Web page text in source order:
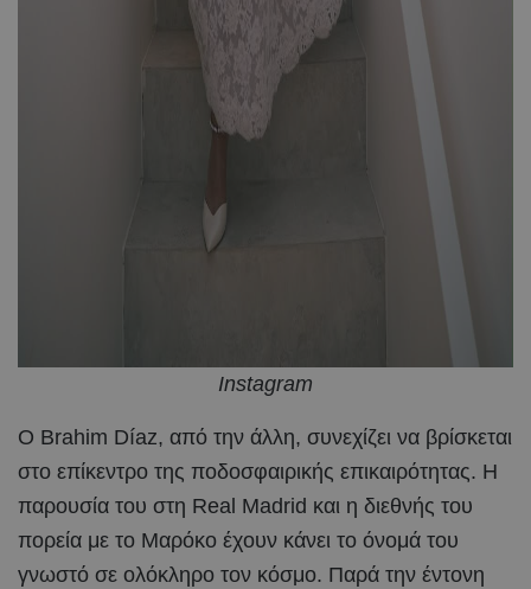
Instagram
Ο Brahim Díaz, από την άλλη, συνεχίζει να βρίσκεται
στο επίκεντρο της ποδοσφαιρικής επικαιρότητας. Η
παρουσία του στη Real Madrid και η διεθνής του
πορεία με το Μαρόκο έχουν κάνει το όνομά του
γνωστό σε ολόκληρο τον κόσμο. Παρά την έντονη